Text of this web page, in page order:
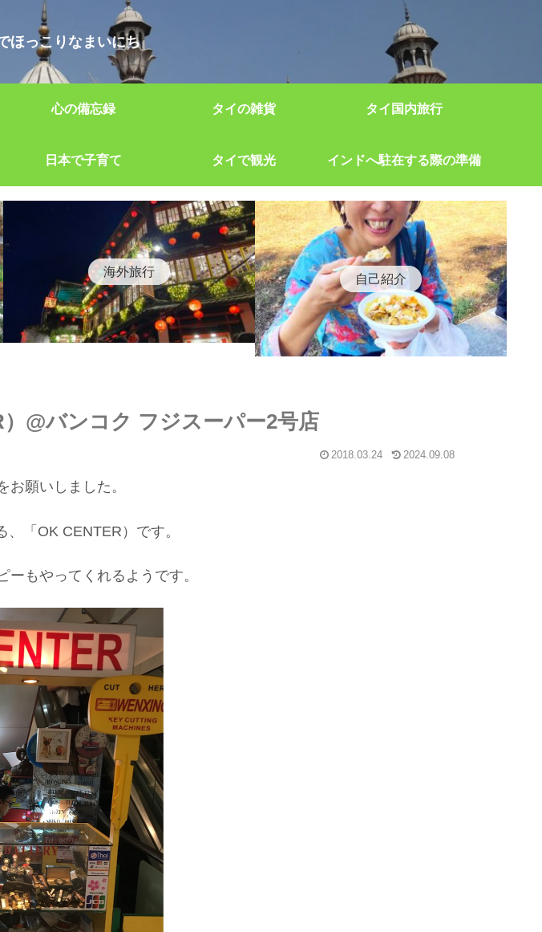
ほっこりなまいにち
心の備忘録 タイの雑貨 タイ国内旅行
日本で子育て タイで観光 インドへ駐在する際の準備
海外旅行 自己紹介
@バンコク フジスーパー2号店
2018.03.24 2024.09.08
お願いしました。
「OK CENTER）です。
もやってくれるようです。